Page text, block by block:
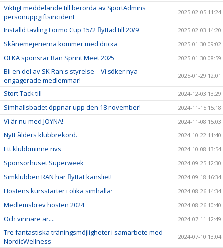
Viktigt meddelande till berörda av SportAdmins
personuppgiftsincident
2025-02-05 11:24
Inställd tävling Formo Cup 15/2 flyttad till 20/9 2025-02-03 14:20
Skånemejerierna kommer med dricka 2025-01-30 09:02
OLKA sponsrar Ran Sprint Meet 2025 2025-01-30 08:59
Bli en del av SK Ran:s styrelse – Vi söker nya
engagerade medlemmar!
2025-01-29 12:01
Stort Tack till 2024-12-03 13:29
Simhallsbadet öppnar upp den 18 november! 2024-11-15 15:18
Vi är nu med JOYNA! 2024-11-08 15:03
Nytt ålders klubbrekord. 2024-10-22 11:40
Ett klubbminne rivs 2024-10-08 13:54
Sponsorhuset Superweek 2024-09-25 12:30
Simklubben RAN har flyttat kansliet! 2024-09-18 16:34
Höstens kursstarter i olika simhallar 2024-08-26 14:34
Medlemsbrev hösten 2024 2024-08-26 10:40
Och vinnare är.... 2024-07-11 12:49
Tre fantastiska träningsmöjligheter i samarbete med
NordicWellness
2024-07-10 13:04